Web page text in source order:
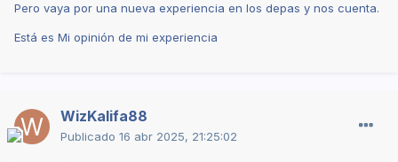
Pero vaya por una nueva experiencia en los depas y nos cuenta.
Está es Mi opinión de mi experiencia
WizKalifa88
Publicado 16 abr 2025, 21:25:02